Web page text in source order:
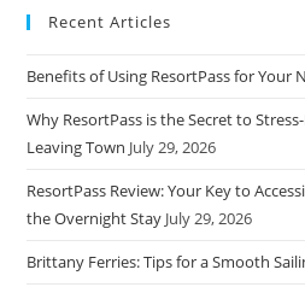
Recent Articles
Benefits of Using ResortPass for Your
Why ResortPass is the Secret to
Leaving Town July 29, 2026
ResortPass Review: Your Key to
the Overnight Stay July 29, 2026
Brittany Ferries: Tips for a Smooth